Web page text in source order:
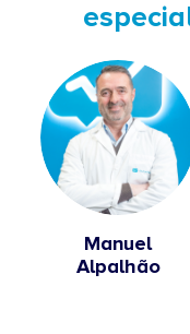
Manuel
Alpalhão